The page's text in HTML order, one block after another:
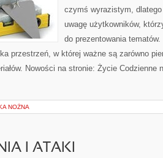
czymś wyrazistym,
uwagę użytkowników,
do prezentowania
przestrzeń, w której ważne są zarówno
Nowości na stronie: Życie Codzienne
NOŻNA
I ATAKI